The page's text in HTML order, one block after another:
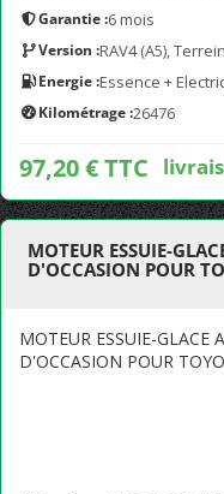
Garantie :6 mois
Version :RAV4 (A5),
Energie :Essence +
Kilométrage :26476
97,20 € TTC
MOTEUR ESSUIE-
D'OCCASION POUR
MOTEUR ESSUIE-GLACE
D'OCCASION POUR